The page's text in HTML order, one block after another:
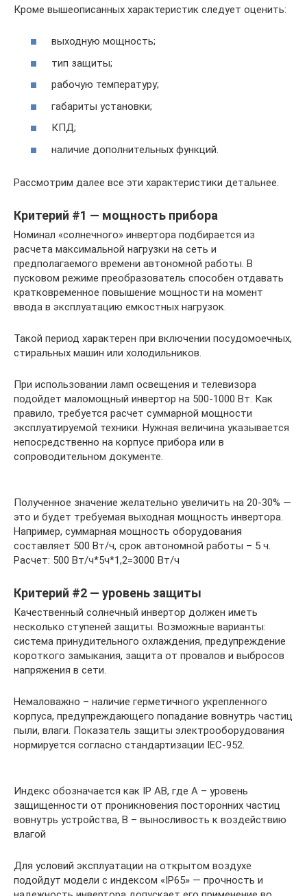
Кроме вышеописанных характеристик следует оценить:
выходную мощность;
тип защиты;
рабочую температуру;
габариты установки;
КПД;
наличие дополнительных функций.
Рассмотрим далее все эти характеристики детальнее.
Критерий #1 — мощность прибора
Номинал «солнечного» инвертора подбирается из
расчета максимальной нагрузки на сеть и
предполагаемого времени автономной работы. В
пусковом режиме преобразователь способен отдавать
кратковременное повышение мощности на момент
ввода в эксплуатацию емкостных нагрузок.
Такой период характерен при включении посудомоечных,
стиральных машин или холодильников.
При использовании ламп освещения и телевизора
подойдет маломощный инвертор на 500-1000 Вт. Как
правило, требуется расчет суммарной мощности
эксплуатируемой техники. Нужная величина указывается
непосредственно на корпусе прибора или в
сопроводительном документе.
Полученное значение желательно увеличить на 20-30% —
это и будет требуемая выходная мощность инвертора.
Например, суммарная мощность оборудования
составляет 500 Вт/ч, срок автономной работы – 5 ч.
Расчет: 500 Вт/ч*5ч*1,2=3000 Вт/ч
Критерий #2 — уровень защиты
Качественный солнечный инвертор должен иметь
несколько ступеней защиты. Возможные варианты:
система принудительного охлаждения, предупреждение
короткого замыкания, защита от провалов и выбросов
напряжения в сети.
Немаловажно – наличие герметичного укрепленного
корпуса, предупреждающего попадание вовнутрь частиц
пыли, влаги. Показатель защиты электрооборудования
нормируется согласно стандартизации IEC-952.
Индекс обозначается как IP AB, где А – уровень
защищенности от проникновения посторонних частиц
вовнутрь устройства, В – выносливость к воздействию
влагой
Для условий эксплуатации на открытом воздухе
подойдут модели с индексом «IP65» — прочность и